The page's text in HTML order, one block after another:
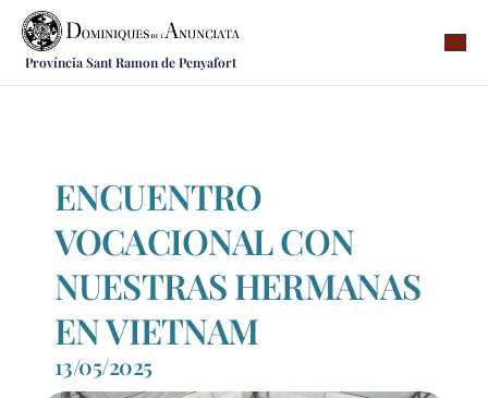
Província Sant Ramon de Penyafort
Qui som
Vocacions
Notícies
Recursos
Contacte
ENCUENTRO
VOCACIONAL CON
NUESTRAS HERMANAS
EN VIETNAM
13/05/2025